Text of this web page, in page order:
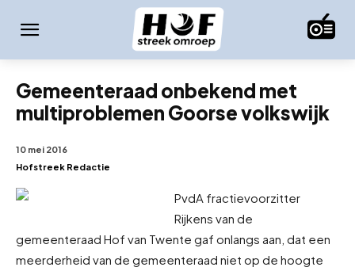
Gemeenteraad onbekend met
multiproblemen Goorse volkswijk
10 mei 2016
Hofstreek Redactie
PvdA fractievoorzitter
Rijkens van de
gemeenteraad Hof van Twente gaf onlangs aan, dat een
meerderheid van de gemeenteraad niet op de hoogte